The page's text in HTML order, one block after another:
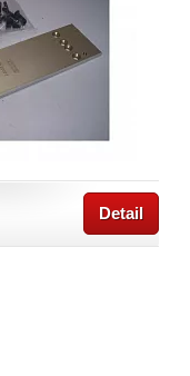
Detail